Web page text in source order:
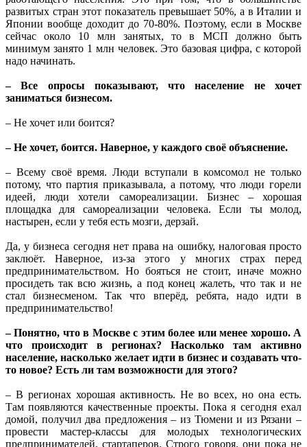
развитых стран этот показатель превышает 50%, а в Италии и
Японии вообще доходит до 70-80%. Поэтому, если в Москве
сейчас около 10 млн занятых, то в МСП должно быть
минимум занято 1 млн человек. Это базовая цифра, с которой
надо начинать.
– Все опросы показывают, что население не хочет
заниматься бизнесом.
– Не хочет или боится?
– Не хочет, боится. Наверное, у каждого своё объяснение.
– Всему своё время. Люди вступали в комсомол не только
потому, что партия приказывала, а потому, что люди горели
идеей, люди хотели самореализации. Бизнес – хорошая
площадка для самореализации человека. Если ты молод,
настырен, если у тебя есть мозги, дерзай.
Да, у бизнеса сегодня нет права на ошибку, налоговая просто
заклюёт. Наверное, из-за этого у многих страх перед
предпринимательством. Но бояться не стоит, иначе можно
просидеть так всю жизнь, а под конец жалеть, что так и не
стал бизнесменом. Так что вперёд, ребята, надо идти в
предпринимательство!
– Понятно, что в Москве с этим более или менее хорошо. А
что происходит в регионах? Насколько там активно
население, насколько желает идти в бизнес и создавать что-
то новое? Есть ли там возможности для этого?
– В регионах хорошая активность. Не во всех, но она есть.
Там появляются качественные проекты. Пока я сегодня ехал
домой, получил два предложения – из Тюмени и из Рязани –
провести мастер-классы для молодых технологических
предпринимателей, стартаперов. Строго говоря, они пока не